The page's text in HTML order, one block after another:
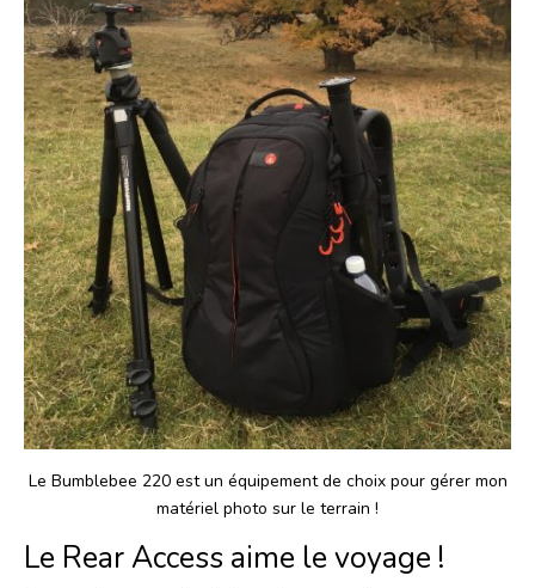
Le Bumblebee 220 est un équipement de choix pour gérer mon
matériel photo sur le terrain !
Le Rear Access aime le voyage !